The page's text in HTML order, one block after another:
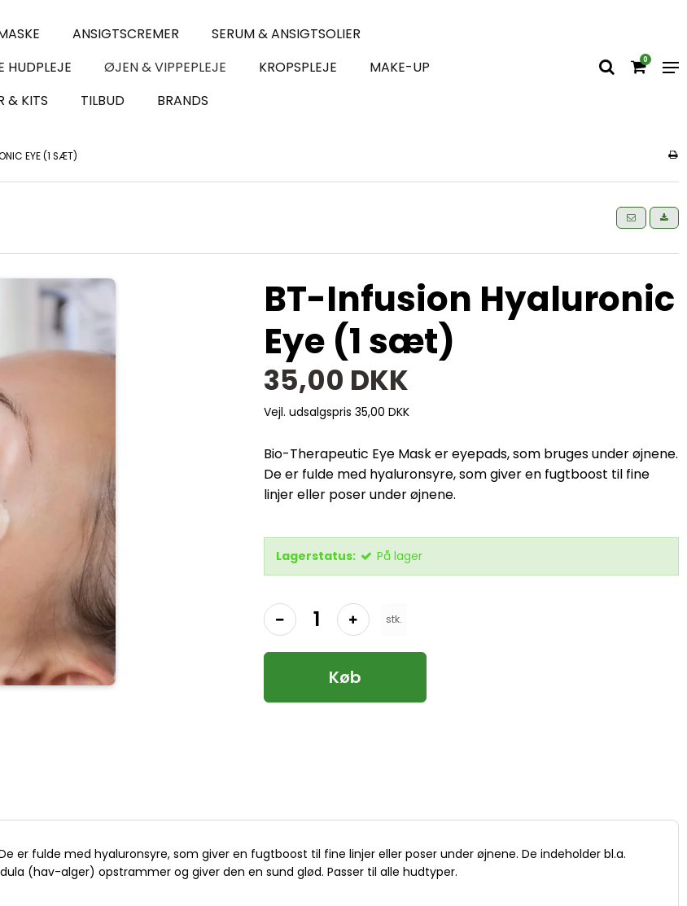
ANSIGTSCREMER
SERUM & ANSIGTSOLIER
HUDPLEJE ØJEN & VIPPEPLEJE KROPSPLEJE
MAKE-UP
& KITS TILBUD BRANDS
0
EYE (1 SÆT)
BT-Infusion Hyaluronic
Eye (1 sæt)
35,00 DKK
Vejl. udsalgspris 35,00 DKK
Bio-Therapeutic Eye Mask er eyepads, som bruges under øjnene.
De er fulde med hyaluronsyre, som giver en fugtboost til fine
linjer eller poser under øjnene.
Lagerstatus: På lager
stk.
Køb
er fulde med hyaluronsyre, som giver en fugtboost til fine linjer eller poser under øjnene. De indeholder bl.a.
(hav-alger) opstrammer og giver den en sund glød. Passer til alle hudtyper.